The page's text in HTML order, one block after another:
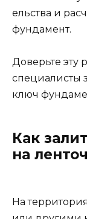
ельства и
фундамент.
Доверьте эту
специалисты
ключ
Как
на
На